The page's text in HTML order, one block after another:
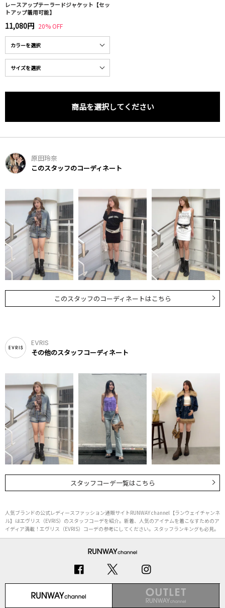
レースアップテーラードジャケット【セッ
トアップ着用可能】
11,080円 20% OFF
商品を選択してください
原田玲奈
このスタッフのコーディネート
このスタッフのコーディネートはこちら
EVRIS
その他のスタッフコーディネート
スタッフコーデ一覧はこちら
人気ブランドの公式レディースファッション通販サイトRUNWAY channel【ランウェイチャンネ
ル】はエヴリス（EVRIS）のスタッフコーデを紹介。新着、人気のアイテムを着こなすためのア
イディア満載！エヴリス（EVRIS）コーデの参考にしてください。スタッフランキングも必見。